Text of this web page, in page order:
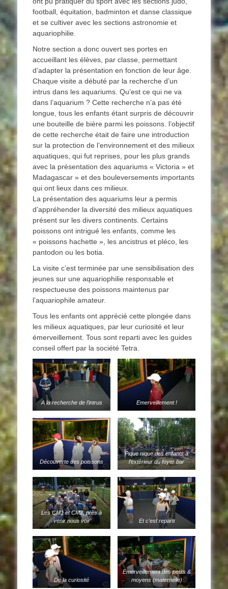
football, équitation, badminton et danse classique
et se cultiver avec les sections astronomie et
aquariophilie.
Notre section a donc ouvert ses portes en
accueillant les élèves, par classe, permettant
d’adapter la présentation en fonction de leur âge.
Chaque visite a débuté par la recherche d’un
intrus dans les aquariums. Qu’est ce qui ne va
dans l’aquarium ? Cette recherche n’a pas été
longue, tous les enfants étant surpris de découvrir
une bouteille de bière parmi les poissons. l’objectif
de cette recherche était de faire une introduction
sur la protection de l’environnement et des milieux
aquatiques, qui fut reprises, pour les plus grands
avec la présentation des aquariums « Victoria » et
Madagascar » et des bouleversements importants
qui ont lieux dans ces milieux.
La présentation des aquariums leur a permis
d’appréhender la diversité des milieux aquatiques
présent sur les divers continents. Certains
poissons ont intrigué les enfants, comme les
« poissons hachette », les ancistrus et pléco, les
pantodon ou les botia.
La visite c’est terminée par une sensibilisation des
jeunes sur une aquariophilie responsable et
respectueuse des poissons maintenus par
l’aquariophile amateur.
Tous les enfants ont apprécié cette plongée dans
les milieux aquatiques, par leur curiosité et leur
émerveillement. Tous sont reparti avec les guides
conseil offert par la société Tetra.
A la recherche de l’intrus Emerveillement !
Découverte des poissons
Pique nique des enfants à
l’extérieur du foyer bar
Les CM1 et CM2, près à
venir nous voir
Et c’est reparti
De la curiosité
Emerveillement des petits &
moyens (maternelle)